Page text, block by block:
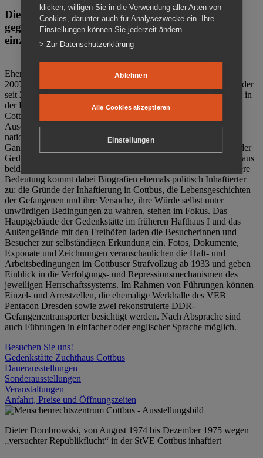
Die Gedenkstätte Zuchthaus Cottbus ist ein Ort
gegen das Vergessen. Anschaulich, nah und
einzigartig.
Ehemalige politische Häftlinge der DDR gründeten im Oktober
2007 den Verein Menschenrechtszentrum Cottbus e. V. (MRZ), der
seit 2011 Eigentümer des ehemaligen Gefängnisses (1860-2002) in
der Bautzener Straße und Träger der Gedenkstätte Zuchthaus
Cottbus ist. Im Zentrum der Arbeit der Gedenkstätte steht die
Auseinandersetzung mit politischem Unrecht während der
nationalsozialistischen Terrorherrschaft und der SED-Diktatur.
Ganzjährig zeigen mehrere Dauer- und Sonderausstellungen in der
Gedenkstätte Zuchthaus Cottbus Beispiele politischen Unrechts aus
beiden deutschen Diktaturen des 20. Jahrhunderts. Eine besondere
Bedeutung kommt dabei Biografien ehemals politisch Inhaftierter
zu: die Gründe der Inhaftierung in Cottbus, die Lebensgeschichten
der Gefangenen und ihre Versuche, ihre Würde selbst unter
unwürdigen Bedingungen zu wahren, stehen im Fokus. Das
Hauptgebäude der Gedenkstätte im früheren Hafthaus I und das
Außengelände mit den Freihöfen laden die Besucherinnen und
Besucher zur selbständigen Erkundung ein. Fotos, Dokumente,
Exponate und Zeichnungen veranschaulichen die Haft- und
Arbeitsbedingungen im Cottbuser Strafvollzug ab 1933 und geben
Einblick in die Verfolgungs- und Repressionsmechanismen des
jeweiligen Herrschaftssystems. Im Rahmen von Führungen können
Einzel- und Arrestzellen, die ehemalige Werkhalle des VEB
Pentacon Dresden sowie zwei rekonstruierte DDR-
Gefangenentransporter besichtigt werden. Nach Absprache sind
auch Führungen in einfacher oder englischer Sprache möglich.
Besuchen Sie uns!
Gedenkstätte Zuchthaus Cottbus
Dauerausstellungen
Sonderausstellungen
Veranstaltungen
Anfahrt, Preise und Öffnungszeiten
Dieter Dombrowski, von August 1974 bis Dezember 1975 wegen
„versuchter Republikflucht“ in der StVE Cottbus inhaftiert
klicken, willigen Sie in die Verwendung aller Arten von
Cookies, darunter auch für Analysezwecke ein. Ihre
Einstellungen können Sie jederzeit ändern.
> Zur Datenschutzerklärung
Ablehnen
Alle Cookies akzeptieren
Einstellungen